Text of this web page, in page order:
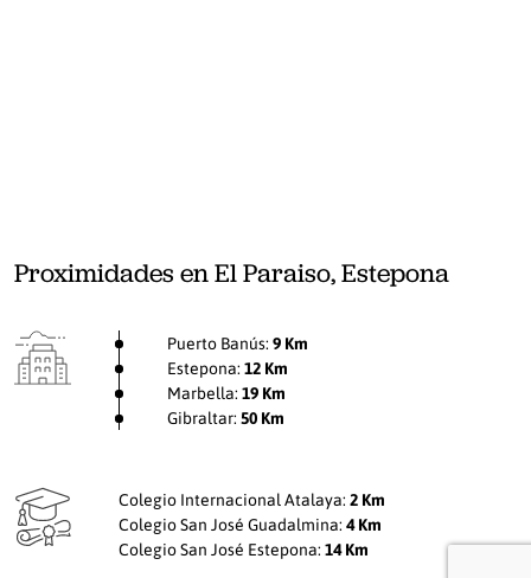
Proximidades en El Paraiso, Estepona
Puerto Banús: 9 Km
Estepona: 12 Km
Marbella: 19 Km
Gibraltar: 50 Km
Colegio Internacional Atalaya: 2 Km
Colegio San José Guadalmina: 4 Km
Colegio San José Estepona: 14 Km